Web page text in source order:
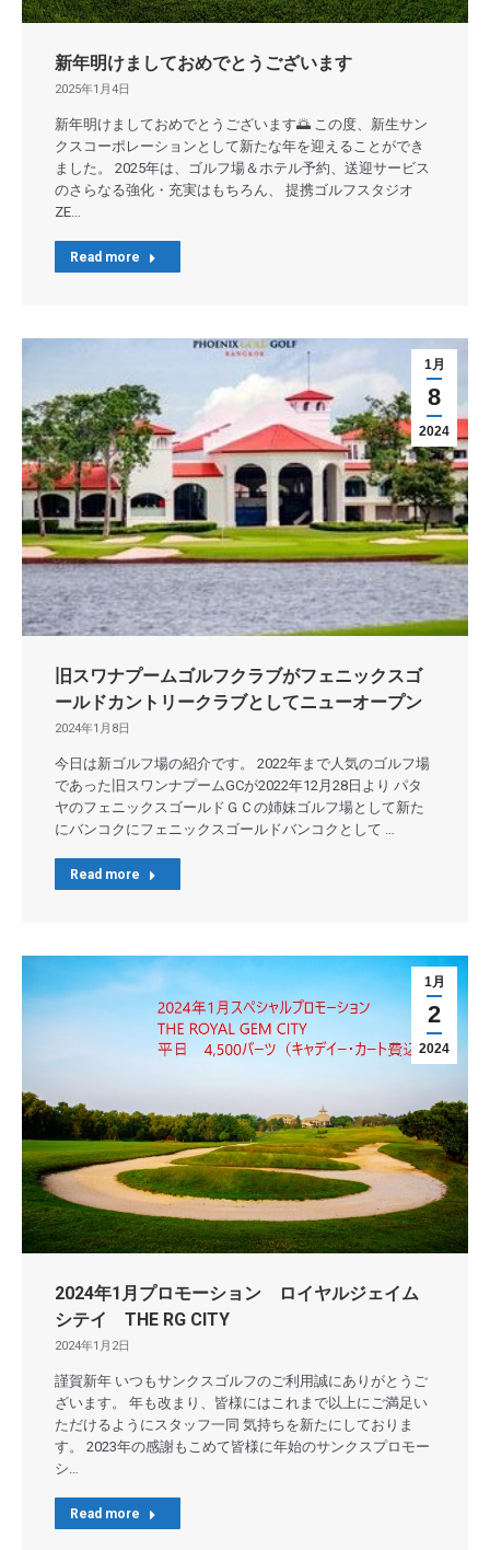
新年明けましておめでとうございます
2025年1月4日
新年明けましておめでとうございます🌅 この度、新生サン
クスコーポレーションとして新たな年を迎えることができ
ました。 2025年は、ゴルフ場＆ホテル予約、送迎サービス
のさらなる強化・充実はもちろん、 提携ゴルフスタジオ
ZE…
Read more
1月
8
2024
旧スワナプームゴルフクラブがフェニックスゴ
ールドカントリークラブとしてニューオープン
2024年1月8日
今日は新ゴルフ場の紹介です。 2022年まで人気のゴルフ場
であった旧スワンナプームGCが2022年12月28日より パタ
ヤのフェニックスゴールドＧＣの姉妹ゴルフ場として新た
にバンコクにフェニックスゴールドバンコクとして …
Read more
1月
2
2024
2024年1月プロモーション ロイヤルジェイム
シテイ THE RG CITY
2024年1月2日
謹賀新年 いつもサンクスゴルフのご利用誠にありがとうご
ざいます。 年も改まり、皆様にはこれまで以上にご満足い
ただけるようにスタッフ一同 気持ちを新たにしておりま
す。 2023年の感謝もこめて皆様に年始のサンクスプロモー
シ…
Read more